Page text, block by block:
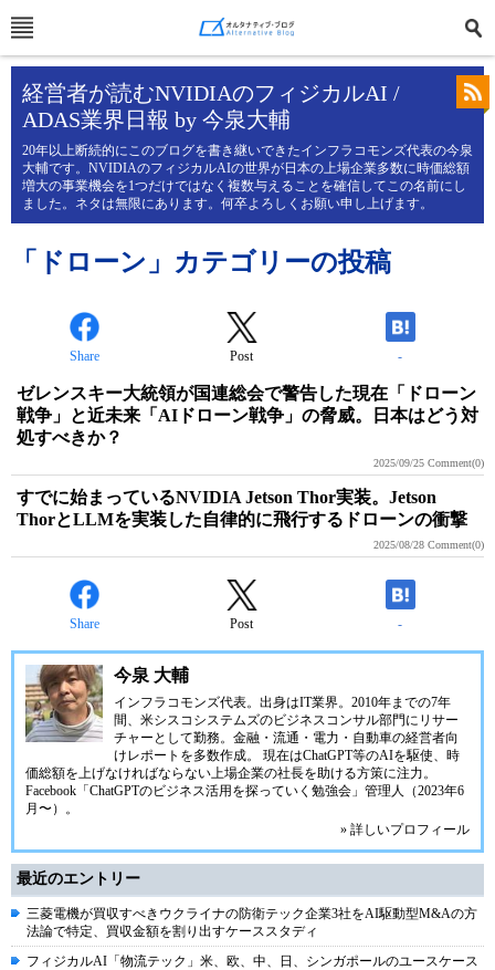
経営者が読むNVIDIAのフィジカルAI /
ADAS業界日報 by 今泉大輔
20年以上断続的にこのブログを書き継いできたインフラコモンズ代表の今泉
大輔です。NVIDIAのフィジカルAIの世界が日本の上場企業多数に時価総額
増大の事業機会を1つだけではなく複数与えることを確信してこの名前にし
ました。ネタは無限にあります。何卒よろしくお願い申し上げます。
「ドローン」カテゴリーの投稿
Share Post -
ゼレンスキー大統領が国連総会で警告した現在「ドローン
戦争」と近未来「AIドローン戦争」の脅威。日本はどう対
処すべきか？
2025/09/25 Comment(0)
すでに始まっているNVIDIA Jetson Thor実装。Jetson
ThorとLLMを実装した自律的に飛行するドローンの衝撃
2025/08/28 Comment(0)
Share Post -
今泉 大輔
インフラコモンズ代表。出身はIT業界。2010年までの7年
間、米シスコシステムズのビジネスコンサル部門にリサー
チャーとして勤務。金融・流通・電力・自動車の経営者向
けレポートを多数作成。 現在はChatGPT等のAIを駆使、時
価総額を上げなければならない上場企業の社長を助ける方策に注力。
Facebook「ChatGPTのビジネス活用を探っていく勉強会」管理人（2023年6
月〜）。
» 詳しいプロフィール
最近のエントリー
三菱電機が買収すべきウクライナの防衛テック企業3社をAI駆動型M&Aの方
法論で特定、買収金額を割り出すケーススタディ
フィジカルAI「物流テック」米、欧、中、日、シンガポールのユースケース